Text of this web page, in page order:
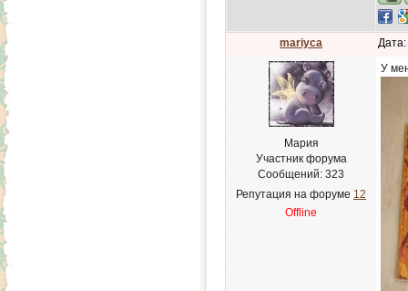
mariyca
Мария
Участник форума
Сообщений: 323
Репутация на форуме 12
Offline
У